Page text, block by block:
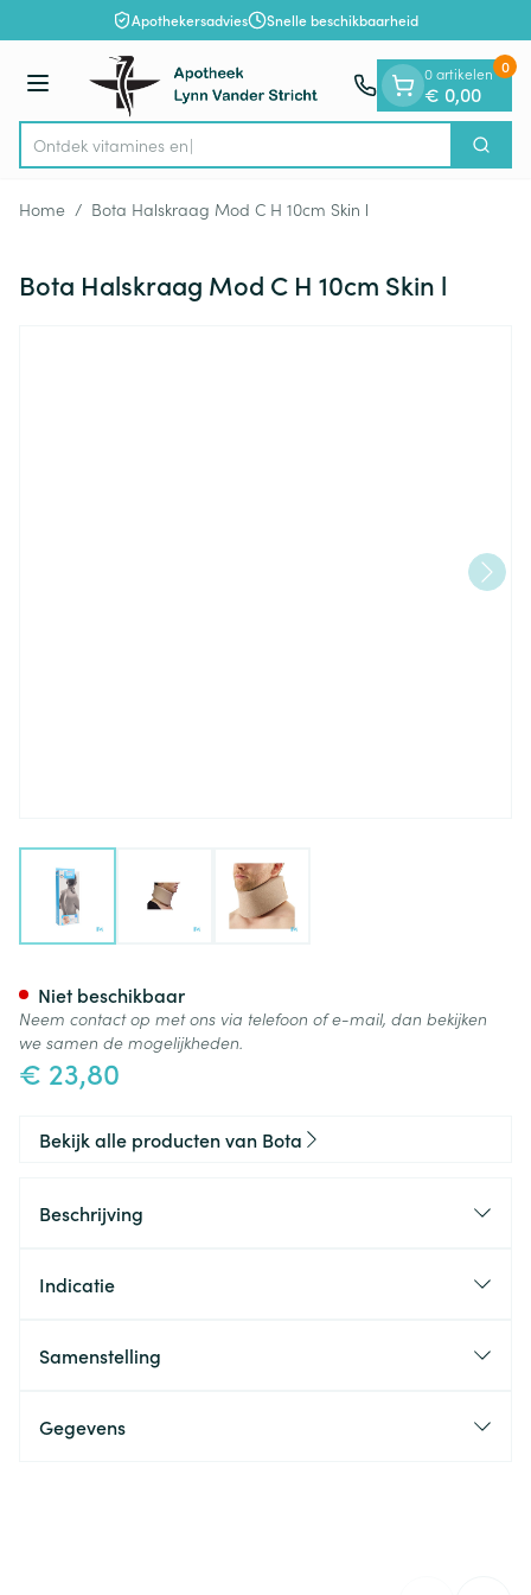
Ga naar de inhoudApothekersadvies Snelle beschikbaarheid
Menu
Product, merk, categorie...
Ontdek vitam Zoek
0 artikelen
€ 0,00
0
Home / Bota Halskraag Mod C H 10cm Skin l
Bota Halskraag Mod C H 10cm Skin l
View larger imageView larger image
€ 23,80
Niet beschikbaar
Neem contact op met ons via telefoon of e-mail, dan bekijken
we samen de mogelijkheden.
Bekijk alle producten van Bota
Beschrijving
Indicatie
Samenstelling
Gegevens